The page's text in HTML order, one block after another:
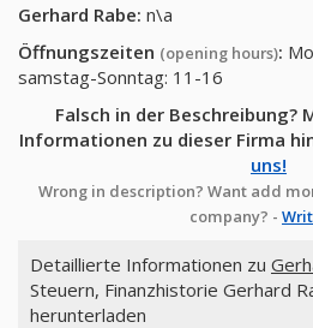
Gerhard Rabe: n\a
Öffnungszeiten (opening hours):
samstag-Sonntag: 11-16
Falsch in der Beschreibung?
Informationen zu dieser Firma
uns!
Wrong in description? Want add
company? -
Detaillierte Informationen zu
Steuern, Finanzhistorie Gerhard
herunterladen